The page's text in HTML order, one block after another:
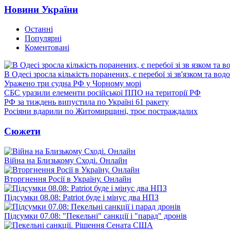
Новини України
Останні
Популярні
Коментовані
В Одесі зросла кількість поранених, є перебої зі зв'язком та
Уражено три судна РФ у Чорному морі
СБС уразили елементи російської ППО на території РФ
РФ за тиждень випустила по Україні 61 ракету
Росіяни вдарили по Житомирщині, троє постраждалих
Сюжети
Війна на Близькому Сході. Онлайн
Вторгнення Росії в Україну. Онлайн
Підсумки 08.08: Patriot буде і мінус два НПЗ
Підсумки 07.08: "Пекельні" санкції і "парад" дронів